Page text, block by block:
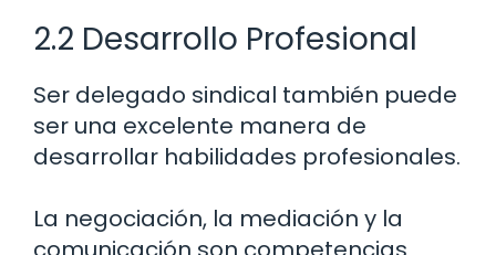
2.2 Desarrollo Profesional
Ser delegado sindical también puede
ser una excelente manera de
desarrollar habilidades profesionales.
La negociación, la mediación y la